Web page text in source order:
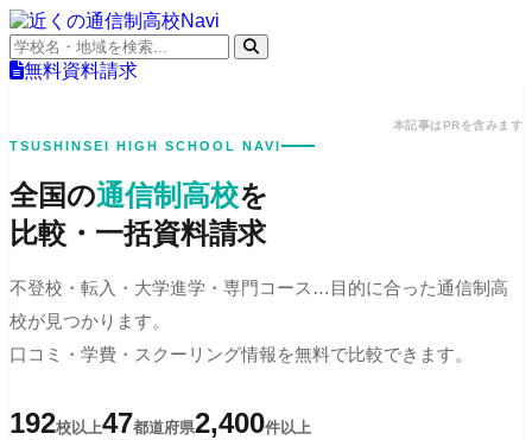
無料資料請求
本記事はPRを含みます
TSUSHINSEI HIGH SCHOOL NAVI
全国の通信制高校を
比較・一括資料請求
不登校・転入・大学進学・専門コース…目的に合った通信制高
校が見つかります。
口コミ・学費・スクーリング情報を無料で比較できます。
192校以上47都道府県2,400件以上